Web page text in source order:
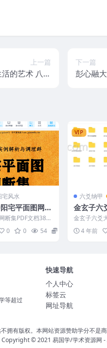
上一篇 下一篇
彭心融大六壬 彭心融 大
宅风水
宅平面图网断
380页Y
断集PDF文档380
0 0 54
VIP
六爻纳甲
金玄子六
级聊天都
金玄子六爻
天都有 非
194 年前
等超过
快速导航
个人中心
标签云
网址导航
拥有版权。本网站资源赞助学分不
Copyright © 2021 易国学/学术资源网 -